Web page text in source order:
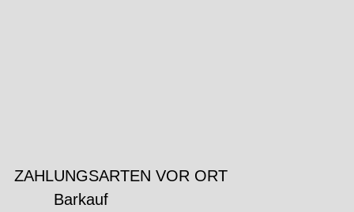
ZAHLUNGSARTEN VOR ORT
Barkauf